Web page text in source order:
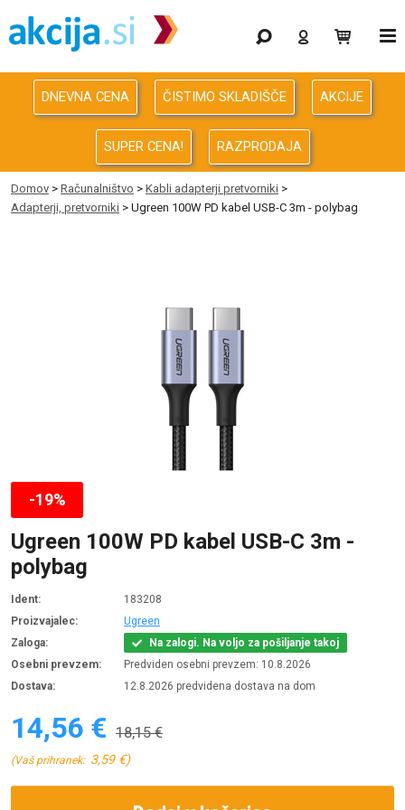
Gaming
Odprodaja
Računalništvo
Računalništvo za podjetja
Avdio Video Foto
Oprema za pisarno in dom
DNEVNA CENA ČISTIMO SKLADIŠČE AKCIJE
SUPER CENA! RAZPRODAJA
Domov > Računalništvo > Kabli adapterji pretvorniki >
Adapterji, pretvorniki > Ugreen 100W PD kabel USB-C 3m - polybag
Ugreen 100W PD kabel USB-C 3m -
polybag
Ident:
183208
Proizvajalec:
Ugreen
Zaloga:
Na zalogi. Na voljo za pošiljanje takoj
Osebni prevzem:
Predviden osebni prevzem: 10.8.2026
Dostava:
12.8.2026 predvidena dostava na dom
14,56 € 18,15 €
(Vaš prihranek: 3,59 €)
-19%